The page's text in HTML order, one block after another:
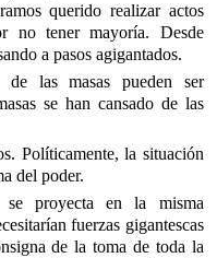
querido realizar actos
no tener mayoría. Desde
a pasos agigantados.
las masas pueden ser
se han cansado de las
Políticamente, la situación
del poder.
se proyecta en la misma
fuerzas gigantescas
de la toma de toda la